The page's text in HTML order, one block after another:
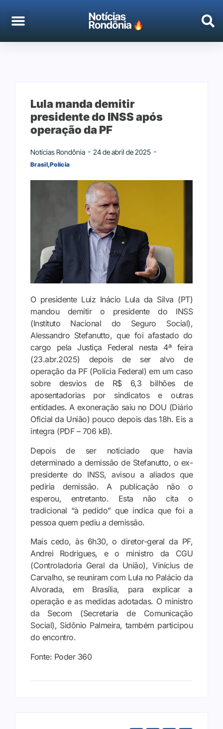
Lula manda demitir
presidente do INSS após
operação da PF
Notícias Rondônia 24 de abril de 2025
Brasil,Polícia
O presidente Luiz Inácio Lula da Silva (PT)
mandou demitir o presidente do INSS
(Instituto Nacional do Seguro Social),
Alessandro Stefanutto, que foi afastado do
cargo pela Justiça Federal nesta 4ª feira
(23.abr.2025) depois de ser alvo de
operação da PF (Polícia Federal) em um caso
sobre desvios de R$ 6,3 bilhões de
aposentadorias por sindicatos e outras
entidades. A exoneração saiu no DOU (Diário
Oficial da União) pouco depois das 18h. Eis a
íntegra (PDF – 706 kB).
Depois de ser noticiado que havia
determinado a demissão de Stefanutto, o ex-
presidente do INSS, avisou a aliados que
pediria demissão. A publicação não o
esperou, entretanto. Esta não cita o
tradicional “à pedido” que indica que foi a
pessoa quem pediu a demissão.
Mais cedo, às 6h30, o diretor-geral da PF,
Andrei Rodrigues, e o ministro da CGU
(Controladoria Geral da União), Vinícius de
Carvalho, se reuniram com Lula no Palácio da
Alvorada, em Brasília, para explicar a
operação e as medidas adotadas. O ministro
da Secom (Secretaria de Comunicação
Social), Sidônio Palmeira, também participou
do encontro.
Fonte: Poder 360